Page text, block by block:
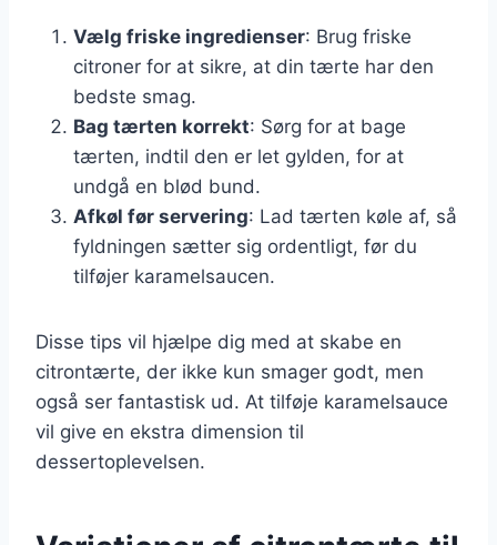
Vælg friske ingredienser: Brug friske
citroner for at sikre, at din tærte har den
bedste smag.
Bag tærten korrekt: Sørg for at bage
tærten, indtil den er let gylden, for at
undgå en blød bund.
Afkøl før servering: Lad tærten køle af, så
fyldningen sætter sig ordentligt, før du
tilføjer karamelsaucen.
Disse tips vil hjælpe dig med at skabe en
citrontærte, der ikke kun smager godt, men
også ser fantastisk ud. At tilføje karamelsauce
vil give en ekstra dimension til
dessertoplevelsen.